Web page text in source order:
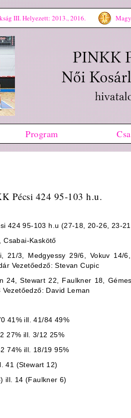
III. Helyezett: 2013., 2016.
Program
Pécsi 424 95-103 h.u.
424 95-103 h.u (27-18, 20-26, 23-
Csabai-Kaskötő
21/3, Medgyessy 29/6, Vokuv 14/
Vezetőedző: Stevan Cupic
24, Stewart 22, Faulkner 18,
David Leman
41% ill. 41/84 49%
27% ill. 3/12 25%
74% ill. 18/19 95%
41 (Stewart 12)
ill. 14 (Faulkner 6)